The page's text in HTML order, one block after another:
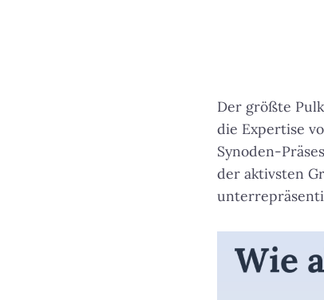
Der größte
die Expertise
Synoden-
der aktivsten